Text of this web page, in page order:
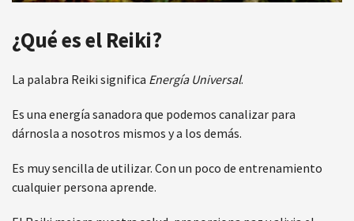
¿Qué es el Reiki?
La palabra Reiki significa Energía Universal.
Es una energía sanadora que podemos canalizar para
dárnosla a nosotros mismos y a los demás.
Es muy sencilla de utilizar. Con un poco de entrenamiento
cualquier persona aprende.